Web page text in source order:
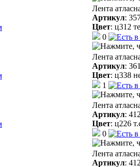
Лента
Артикул:
Цвет: ц312
0
Лента
Артикул:
Цвет: ц338
1
Лента
Артикул:
Цвет: ц226
0
Лента
Артикул: